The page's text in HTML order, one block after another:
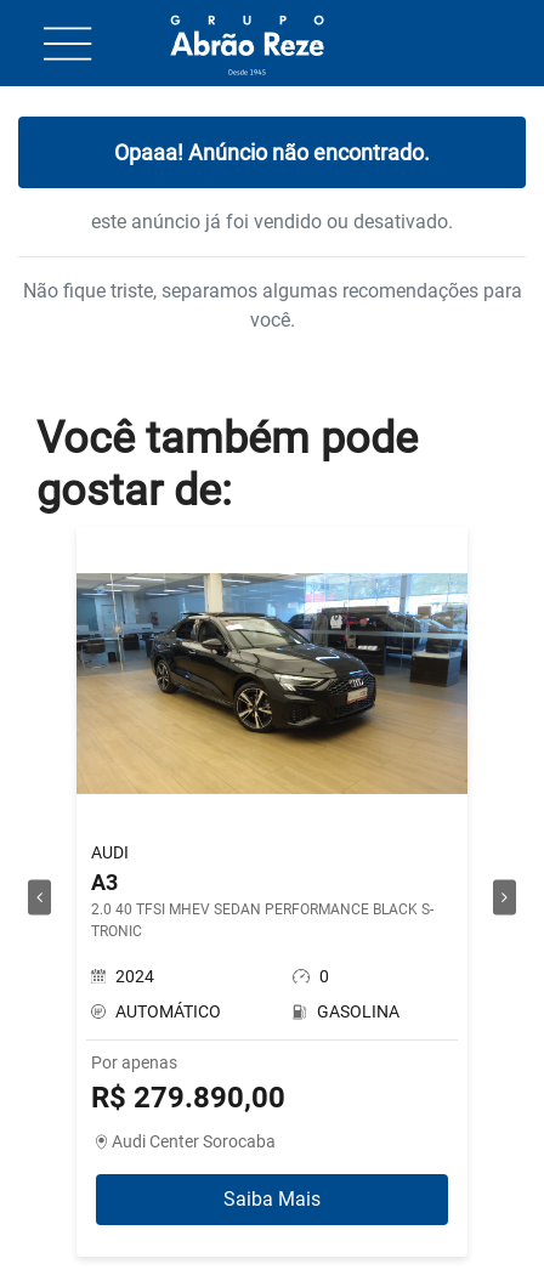
Opaaa! Anúncio não encontrado.
este anúncio já foi vendido ou desativado.
Não fique triste, separamos algumas recomendações para
você.
Você também pode
gostarde:
AUDI
A3
2.0 40 TFSI MHEV SEDAN PERFORMANCE BLACK S-
TRONIC
2024
0
AUTOMÁTICO
GASOLINA
Por apenas
R$ 279.890,00
Audi Center Sorocaba
Saiba Mais
DRILL